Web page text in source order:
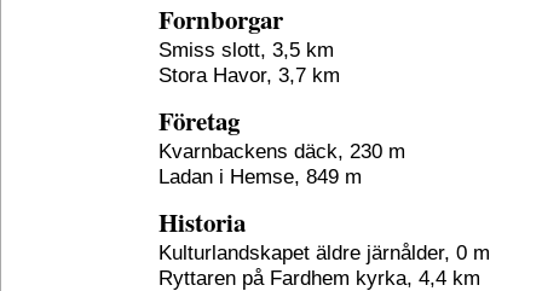
Fornborgar
Smiss slott, 3,5 km
Stora Havor, 3,7 km
Företag
Kvarnbackens däck, 230 m
Ladan i Hemse, 849 m
Historia
Kulturlandskapet äldre järnålder, 0 m
Ryttaren på Fardhem kyrka, 4,4 km